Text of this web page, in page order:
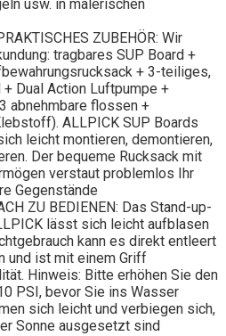
usw. in malerischen
ZUBEHÖR: Wir
tragbares SUP Board +
+ 3-teiliges,
Dual Action Luftpumpe +
abnehmbare flossen +
ALLPICK SUP Boards
leicht montieren, demontieren,
Der bequeme Rucksack mit
verstaut problemlos Ihr
Gegenstände
ZU BEDIENEN: Das Stand-up-
lässt sich leicht aufblasen
kann es direkt entleert
und ist mit einem Griff
Hinweis: Bitte erhöhen Sie den
PSI, bevor Sie ins Wasser
sich leicht und verbiegen sich,
Sonne ausgesetzt sind